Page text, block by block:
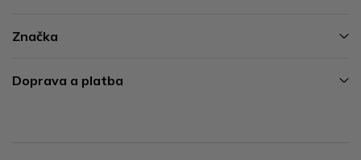
Značka
Doprava a platba